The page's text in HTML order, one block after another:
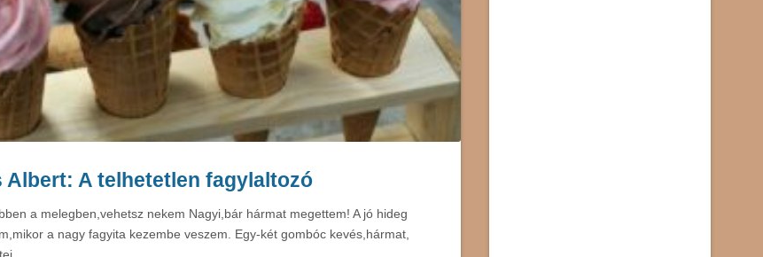
Albert: A telhetetlen fagylaltozó
a melegben,vehetsz nekem Nagyi,bár hármat megettem! A jó hideg
a nagy fagyita kezembe veszem. Egy-két gombóc kevés,hármat,